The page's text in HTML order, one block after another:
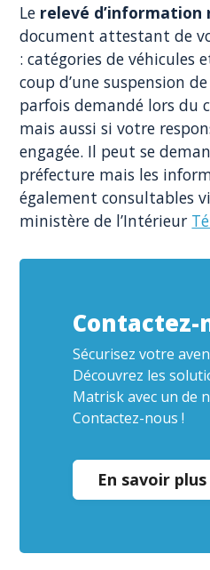
Le relevé
document attestant de
: catégories de véhicules
coup d’une suspension
parfois demandé lors du
mais aussi si votre
engagée. Il peut se
préfecture mais les
également consultables
ministère de l’Intérieur
Contactez-
Sécurisez votre
Découvrez les
Matrisk avec un de
Contactez-nous !
En savoir plus